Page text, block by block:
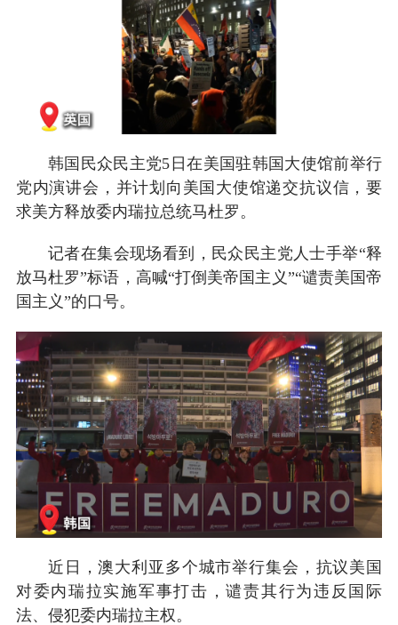
韩国民众民主党5日在美国驻韩国大使馆前举行
党内演讲会，并计划向美国大使馆递交抗议信，要
求美方释放委内瑞拉总统马杜罗。
记者在集会现场看到，民众民主党人士手举“释
放马杜罗”标语，高喊“打倒美帝国主义”“谴责美国帝
国主义”的口号。
近日，澳大利亚多个城市举行集会，抗议美国
对委内瑞拉实施军事打击，谴责其行为违反国际
法、侵犯委内瑞拉主权。